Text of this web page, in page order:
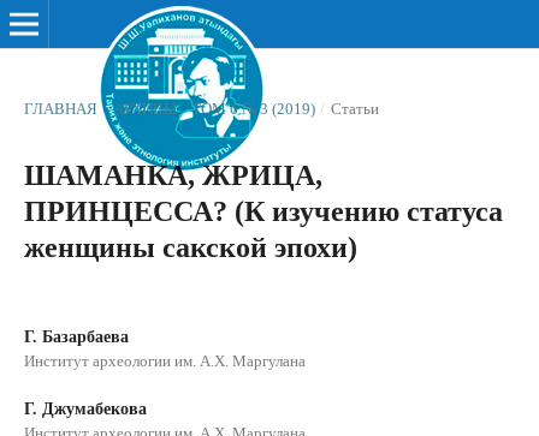
ГЛАВНАЯ / АРХИВЫ / ТОМ 6 № 3 (2019) / Статьи
ШАМАНКА, ЖРИЦА,
ПРИНЦЕССА? (К изучению статуса
женщины сакской эпохи)
Г. Базарбаева
Институт археологии им. А.Х. Маргулана
Г. Джумабекова